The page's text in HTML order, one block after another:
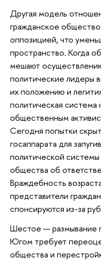
Другая модель
гражданское
оппозицией, что
пространство. Когда
мешают
политические лидеры
их положению и
политическая система
общественным
Сегодня попытки
госаппарата для
политической
общества об
Враждебность
представители
спонсируются из-за
Шестое — размывание
Югом требует
общества и